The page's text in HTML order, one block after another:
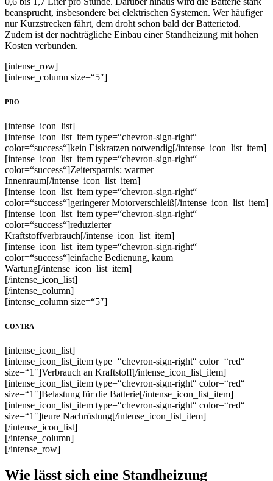
beansprucht, insbesondere bei elektrischen Systemen. Wer häufiger
nur Kurzstrecken fährt, dem droht schon bald der Batterietod.
Zudem ist der nachträgliche Einbau einer Standheizung mit hohen
Kosten verbunden.
[intense_row]
[intense_column size=“5″]
PRO
[intense_icon_list]
[intense_icon_list_item type=“chevron-sign-right“
color=“success“]kein Eiskratzen notwendig[/intense_icon_list_item]
[intense_icon_list_item type=“chevron-sign-right“
color=“success“]Zeitersparnis: warmer
Innenraum[/intense_icon_list_item]
[intense_icon_list_item type=“chevron-sign-right“
color=“success“]geringerer Motorverschleiß[/intense_icon_list_item]
[intense_icon_list_item type=“chevron-sign-right“
color=“success“]reduzierter
Kraftstoffverbrauch[/intense_icon_list_item]
[intense_icon_list_item type=“chevron-sign-right“
color=“success“]einfache Bedienung, kaum
Wartung[/intense_icon_list_item]
[/intense_icon_list]
[/intense_column]
[intense_column size=“5″]
CONTRA
[intense_icon_list]
[intense_icon_list_item type=“chevron-sign-right“ color=“red“
size=“1″]Verbrauch an Kraftstoff[/intense_icon_list_item]
[intense_icon_list_item type=“chevron-sign-right“ color=“red“
size=“1″]Belastung für die Batterie[/intense_icon_list_item]
[intense_icon_list_item type=“chevron-sign-right“ color=“red“
size=“1″]teure Nachrüstung[/intense_icon_list_item]
[/intense_icon_list]
[/intense_column]
[/intense_row]
Wie lässt sich eine Standheizung